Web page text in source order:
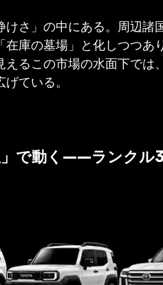
さ」の中にある。周辺諸
庫の墓場」と化しつつあ
るこの市場の水面下では
ている。
」で動く——ランクル